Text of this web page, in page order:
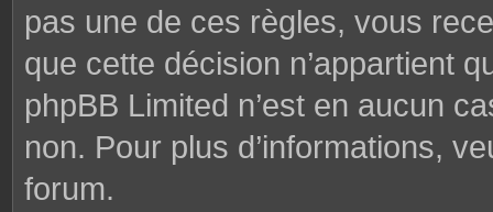
pas une de ces règles, vous
que cette décision n’appartient
phpBB Limited n’est en aucun
non. Pour plus d’informations,
forum.